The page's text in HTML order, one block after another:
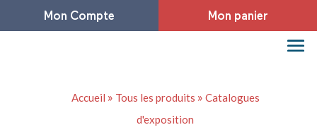
Mon Compte Mon panier
Accueil » Tous les produits » Catalogues
d'exposition